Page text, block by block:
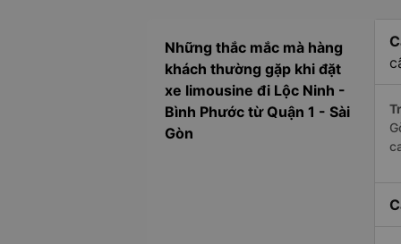
Những thắc mắc mà hàng
khách thường gặp khi đặt
xe limousine đi Lộc Ninh -
Bình Phước từ Quận 1 - Sài
Gòn